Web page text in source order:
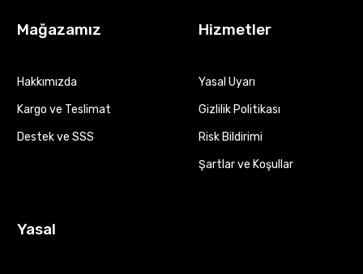
Mağazamız
Hakkımızda
Kargo ve Teslimat
Destek ve SSS
Hizmetler
Yasal Uyarı
Gizlilik Politikası
Risk Bildirimi
Şartlar ve Koşullar
Yasal